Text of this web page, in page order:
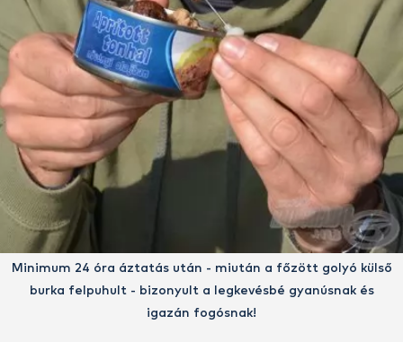
Minimum 24 óra áztatás után - miután a főzött golyó külső
burka felpuhult - bizonyult a legkevésbé gyanúsnak és
igazán fogósnak!